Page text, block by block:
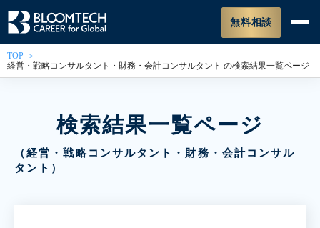
無料相談
TOP
経営・戦略コンサルタント・財務・会計コンサルタント の検索結果一覧ページ
検索結果一覧ページ
（経営・戦略コンサルタント・財務・会計コンサル
タント）